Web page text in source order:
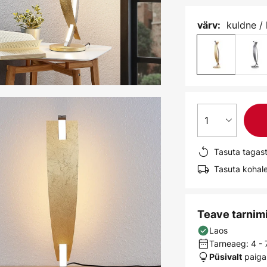
värv: kuldne /
1
Tasuta
Tasuta
Teave
Laos
Tarneaeg: 4 -
Püsivalt